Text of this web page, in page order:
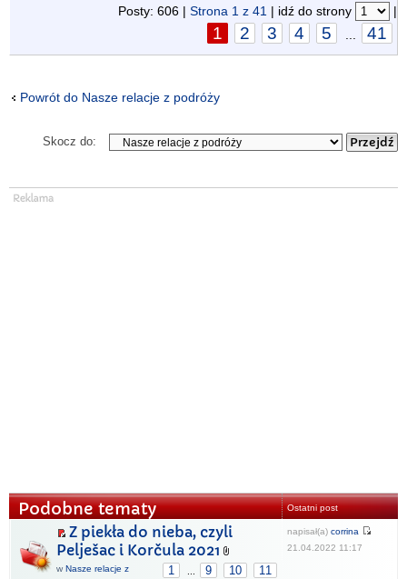
Posty: 606 | Strona 1 z 41 | idź do strony |
1 2 3 4 5 ... 41
Powrót do Nasze relacje z podróży
Skocz do:
Podobne tematy Ostatni post
Z piekła do nieba, czyli
Pelješac i Korčula 2021
1 ... 9 10 11
w Nasze relacje z
napisał(a) corrina
21.04.2022 11:17